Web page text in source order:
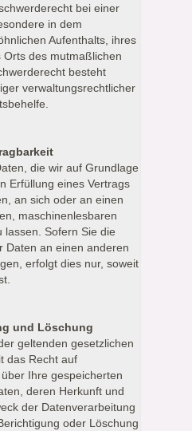
bei einer
in dem
Aufenthalts, ihres
Orts des mutmaßlichen
besteht
verwaltungsrechtlicher
die wir auf Grundlage
Erfüllung eines Vertrags
an sich oder an einen
maschinenlesbaren
lassen. Sofern Sie die
Daten an einen anderen
erfolgt dies nur, soweit
und Löschung
geltenden gesetzlichen
das Recht auf
Ihre gespeicherten
deren Herkunft und
der Datenverarbeitung
oder Löschung